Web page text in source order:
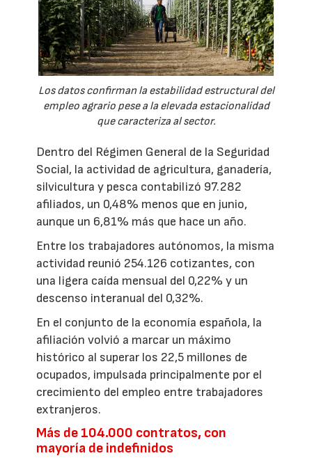
Los datos confirman la estabilidad estructural del
empleo agrario pese a la elevada estacionalidad
que caracteriza al sector.
Dentro del Régimen General de la Seguridad
Social, la actividad de agricultura, ganadería,
silvicultura y pesca contabilizó 97.282
afiliados, un 0,48% menos que en junio,
aunque un 6,81% más que hace un año.
Entre los trabajadores autónomos, la misma
actividad reunió 254.126 cotizantes, con
una ligera caída mensual del 0,22% y un
descenso interanual del 0,32%.
En el conjunto de la economía española, la
afiliación volvió a marcar un máximo
histórico al superar los 22,5 millones de
ocupados, impulsada principalmente por el
crecimiento del empleo entre trabajadores
extranjeros.
Más de 104.000 contratos, con
mayoría de indefinidos